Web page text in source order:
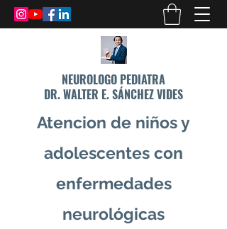
NEUROLOGO PEDIATRA
DR. WALTER E. SÁNCHEZ VIDES
Atencion de niños y
adolescentes con
enfermedades
neurológicas